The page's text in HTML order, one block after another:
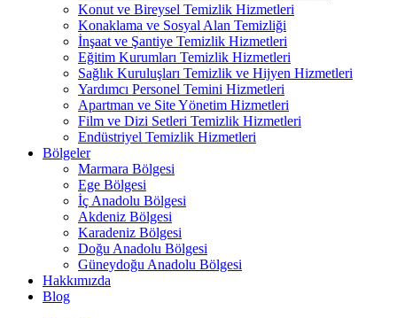
Konut ve Bireysel Temizlik Hizmetleri
Konaklama ve Sosyal Alan Temizliği
İnşaat ve Şantiye Temizlik Hizmetleri
Eğitim Kurumları Temizlik Hizmetleri
Sağlık Kuruluşları Temizlik ve Hijyen Hizmetleri
Yardımcı Personel Temini Hizmetleri
Apartman ve Site Yönetim Hizmetleri
Film ve Dizi Setleri Temizlik Hizmetleri
Endüstriyel Temizlik Hizmetleri
Bölgeler
Marmara Bölgesi
Ege Bölgesi
İç Anadolu Bölgesi
Akdeniz Bölgesi
Karadeniz Bölgesi
Doğu Anadolu Bölgesi
Güneydoğu Anadolu Bölgesi
Hakkımızda
Blog